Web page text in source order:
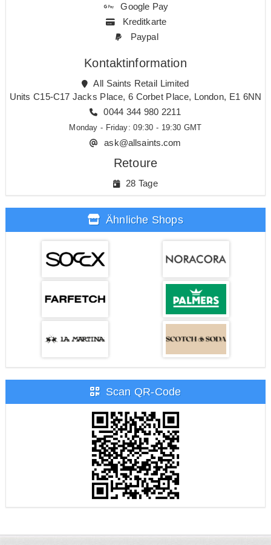
Google Pay
Kreditkarte
Paypal
Kontaktinformation
All Saints Retail Limited
Units C15-C17 Jacks Place, 6 Corbet Place, London, E1 6NN
0044 344 980 2211
Monday - Friday: 09:30 - 19:30 GMT
ask@allsaints.com
Retoure
28 Tage
Ähnliche Shops
Scan QR-Code